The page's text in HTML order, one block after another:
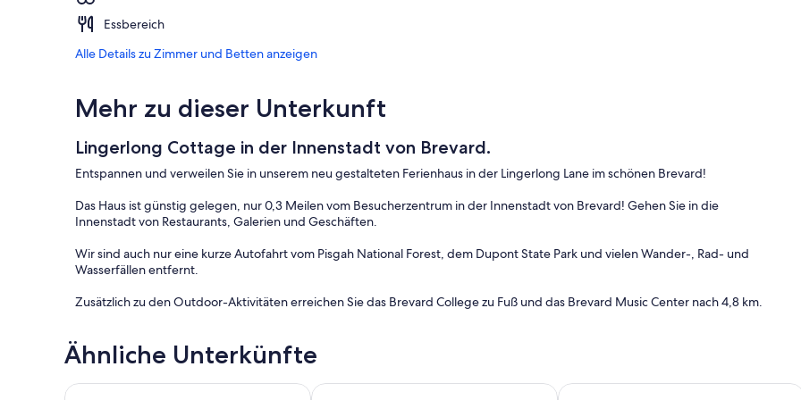
Essbereich
Alle Details zu Zimmer und Betten anzeigen
Mehr zu dieser Unterkunft
Lingerlong Cottage in der Innenstadt von Brevard.
Entspannen und verweilen Sie in unserem neu gestalteten Ferienhaus in der Lingerlong Lane im schönen Brevard!
Das Haus ist günstig gelegen, nur 0,3 Meilen vom Besucherzentrum in der Innenstadt von Brevard! Gehen Sie in die
Innenstadt von Restaurants, Galerien und Geschäften.
Wir sind auch nur eine kurze Autofahrt vom Pisgah National Forest, dem Dupont State Park und vielen Wander-, Rad- und
Wasserfällen entfernt.
Zusätzlich zu den Outdoor-Aktivitäten erreichen Sie das Brevard College zu Fuß und das Brevard Music Center nach 4,8 km.
perfekte Ort für Ihre Heimatbasis.
Mit 2 Schlafzimmern bieten wir Platz für bis zu 2 Erwachsene und 2 Kinder. Schlafzimmer Nr. 1 hat ein Queen-Size-Bett und
Ähnliche Unterkünfte
Deluxe Downtown Bungalow - fenced in yard, pet friendly.Geliebt und gepflegt! Neu renovierter moderner Bungalow!
Deluxe Downtown Studio, Brevard